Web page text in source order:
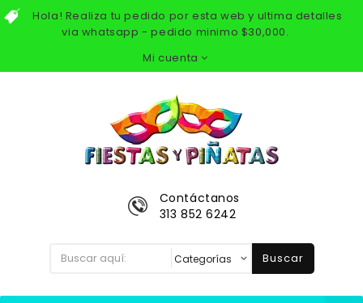
Hola! Realiza tu pedido por esta web y ultima detalles
via whatsapp - pedido minimo $30,000.
Mi cuenta
Contáctanos
313 852 6242
Buscar